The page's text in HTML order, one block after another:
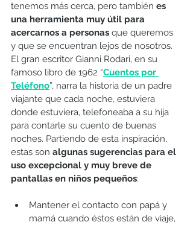
tenemos más cerca, pero también es
una herramienta muy útil para
acercarnos a personas que queremos
y que se encuentran lejos de nosotros.
El gran escritor Gianni Rodari, en su
famoso libro de 1962 “Cuentos por
Teléfono”, narra la historia de un padre
viajante que cada noche, estuviera
donde estuviera, telefoneaba a su hija
para contarle su cuento de buenas
noches. Partiendo de esta inspiración,
estas son algunas sugerencias para el
uso excepcional y muy breve de
pantallas en niños pequeños:
Mantener el contacto con papá y
mamá cuando éstos están de viaje,